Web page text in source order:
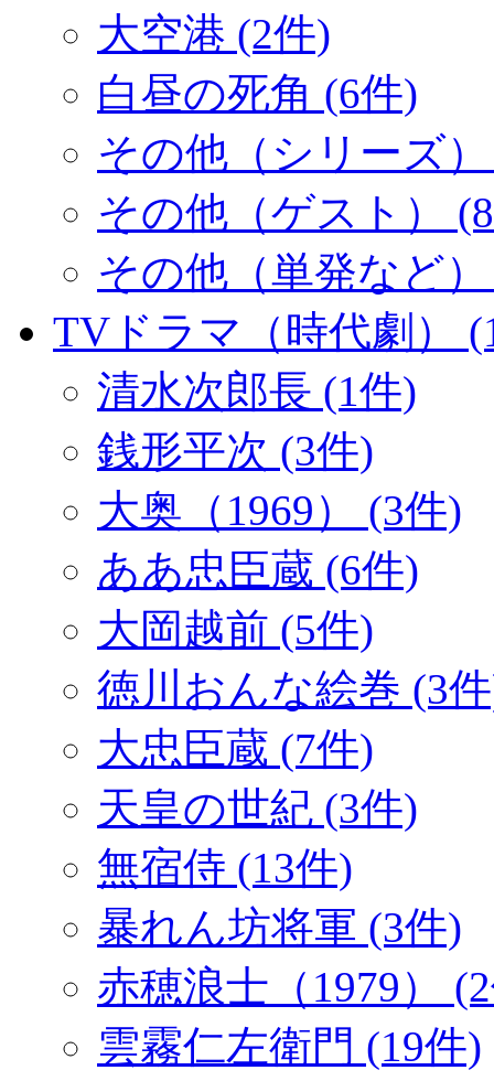
大空港 (2件)
白昼の死角 (6件)
その他（シリーズ
その他（ゲスト）
その他（単発など
TVドラマ（時代劇）
清水次郎長 (1件)
銭形平次 (3件)
大奥（1969） (3件)
ああ忠臣蔵 (6件)
大岡越前 (5件)
徳川おんな絵巻 (3
大忠臣蔵 (7件)
天皇の世紀 (3件)
無宿侍 (13件)
暴れん坊将軍 (3件)
赤穂浪士（1979）
雲霧仁左衛門 (19件)